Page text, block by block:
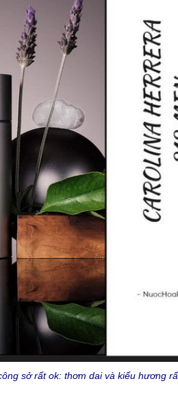
sở rất ok: thơm dai và kiểu hương